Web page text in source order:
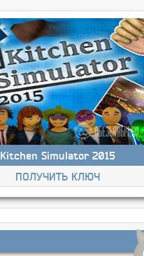
Kitchen Simulator 2015
ПОЛУЧИТЬ КЛЮЧ